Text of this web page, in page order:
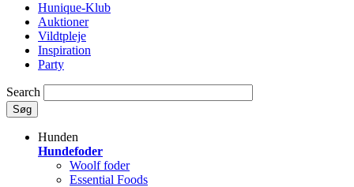
Hunique-Klub
Auktioner
Vildtpleje
Inspiration
Party
Search
Søg
Hunden
Hundefoder
Woolf foder
Essential Foods